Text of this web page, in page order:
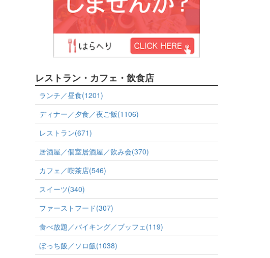
レストラン・カフェ・飲食店
ランチ／昼食(1201)
ディナー／夕食／夜ご飯(1106)
レストラン(671)
居酒屋／個室居酒屋／飲み会(370)
カフェ／喫茶店(546)
スイーツ(340)
ファーストフード(307)
食べ放題／バイキング／ブッフェ(119)
ぼっち飯／ソロ飯(1038)